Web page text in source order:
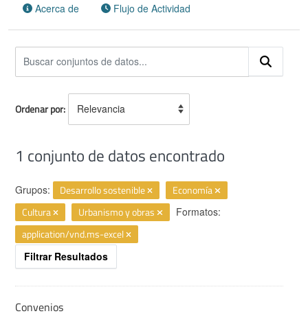
Acerca de Flujo de Actividad
Ordenar por
1 conjunto de datos encontrado
Grupos: Desarrollo sostenible
Economía
Cultura
Urbanismo y obras Formatos:
application/vnd.ms-excel
Filtrar Resultados
Convenios